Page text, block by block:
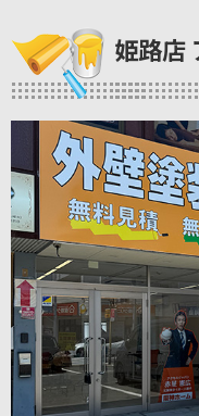
姫路店